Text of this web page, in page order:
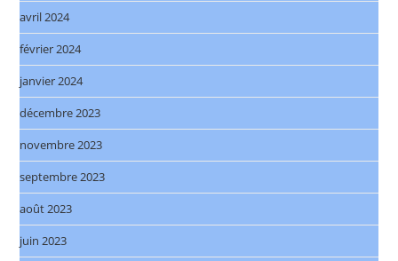
avril 2024
février 2024
janvier 2024
décembre 2023
novembre 2023
septembre 2023
août 2023
juin 2023